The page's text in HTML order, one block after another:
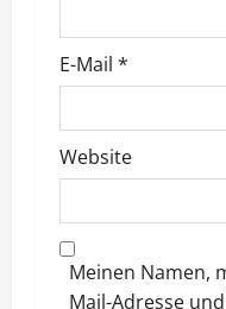
o
n
E-Mail *
Website
Meinen Namen,
Mail-Adresse